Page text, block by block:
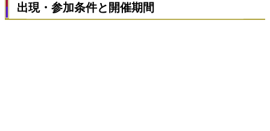
出現・参加条件と開催期間